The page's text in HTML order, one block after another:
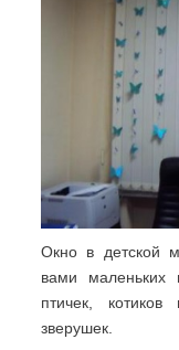
Окно в детской
вами маленьких
птичек,
зверушек.